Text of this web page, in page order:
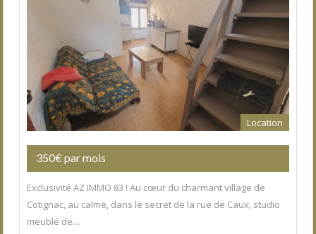
Location
350€ par mois
Exclusivité AZ IMMO 83 ! Au cœur du charmant village de
Cotignac, au calme, dans le secret de la rue de Caux, studio
meublé de…